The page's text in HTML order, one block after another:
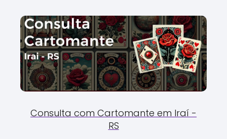
Consulta com Cartomante em Iraí -
RS